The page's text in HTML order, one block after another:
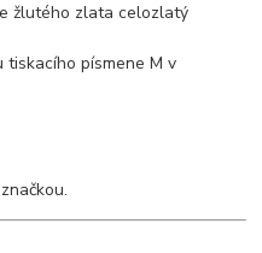
žlutého zlata celozlatý
tiskacího písmene M v